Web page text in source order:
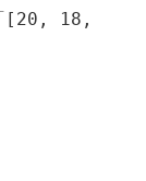
[20, 18,